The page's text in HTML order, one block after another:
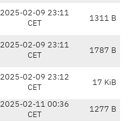
2025-02-09 23:11
CET
1311 B
2025-02-09 23:11
CET
1787 B
2025-02-09 23:12
CET
17 KiB
2025-02-11 00:36
CET
1277 B